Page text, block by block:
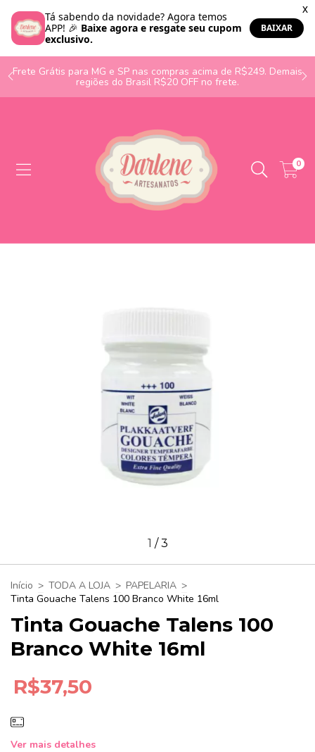
Frete Grátis para MG e SP nas compras acima de R$249. Demais
regiões do Brasil R$20 OFF no frete.
0
1 /3
Início > TODA A LOJA > PAPELARIA >
Tinta Gouache Talens 100 Branco White 16ml
Tinta Gouache Talens 100
Branco White 16ml
R$37,50
Ver mais detalhes